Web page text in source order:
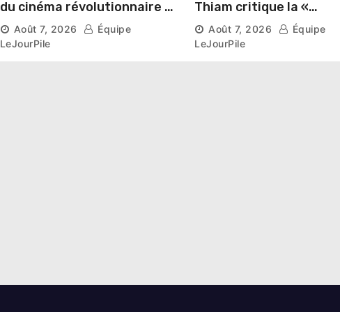
du cinéma révolutionnaire »
lancés au Mémorial Thomas
Sankara
Août 7, 2026
Équipe
LeJourPile
Thiam critique la «
judiciarisation » de la
politique et appelle à
poursuivre
Août 7, 2026
Équipe
LeJourPile